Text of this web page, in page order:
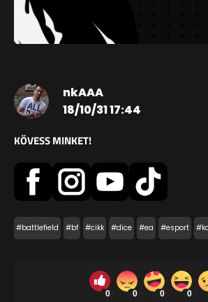
nkAAA
18/10/31 17:44
KÖVESS MINKET!
#battlefield #bf #cikk #dice #ea #esport
0 0 0 0